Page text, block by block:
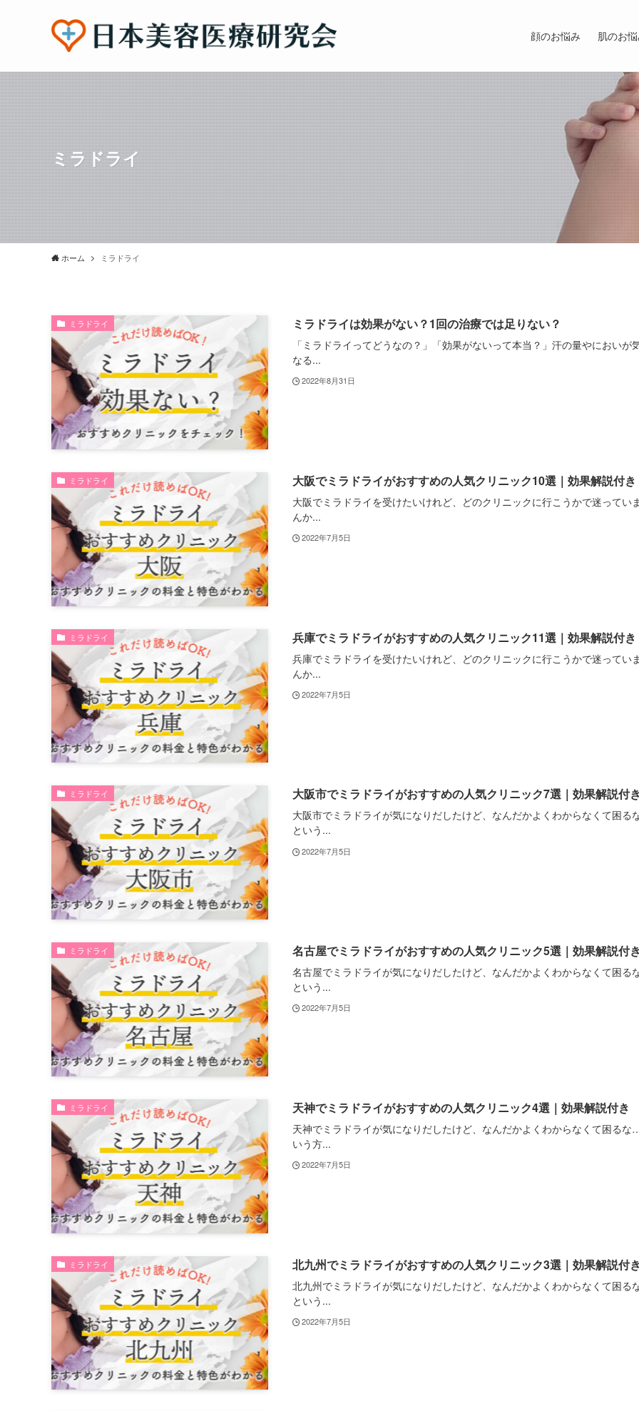
顔のお悩み 肌のお
ミラドライ
ホーム ミラドライ
ミラドライ ミラドライは効果がない？1回の治療では足りない？
「ミラドライってどうなの？」「効果がないって本当？」汗の量やにおいが
なる...
2022年8月31日
ミラドライ 大阪でミラドライがおすすめの人気クリニック10選｜効果解説付き
大阪でミラドライを受けたいけれど、どのクリニックに行こうかで迷ってい
んか...
2022年7月5日
ミラドライ 兵庫でミラドライがおすすめの人気クリニック11選｜効果解説付き
兵庫でミラドライを受けたいけれど、どのクリニックに行こうかで迷ってい
んか...
2022年7月5日
ミラドライ 大阪市でミラドライがおすすめの人気クリニック7選｜効果解説付き
大阪市でミラドライが気になりだしたけど、なんだかよくわからなくて困る
という...
2022年7月5日
ミラドライ 名古屋でミラドライがおすすめの人気クリニック5選｜効果解説付き
名古屋でミラドライが気になりだしたけど、なんだかよくわからなくて困る
という...
2022年7月5日
ミラドライ 天神でミラドライがおすすめの人気クリニック4選｜効果解説付き
天神でミラドライが気になりだしたけど、なんだかよくわからなくて困るな
いう方...
2022年7月5日
ミラドライ 北九州でミラドライがおすすめの人気クリニック3選｜効果解説付き
北九州でミラドライが気になりだしたけど、なんだかよくわからなくて困る
という...
2022年7月5日